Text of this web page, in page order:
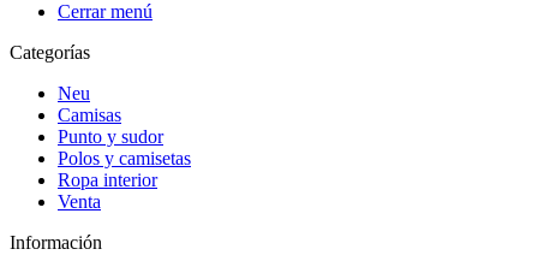
Cerrar menú
Categorías
Neu
Camisas
Punto y sudor
Polos y camisetas
Ropa interior
Venta
Información